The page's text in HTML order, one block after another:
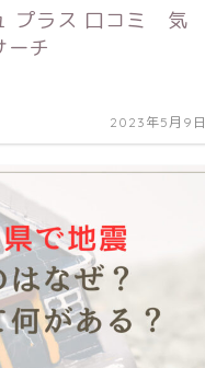
プラス 口コミ 気
ーチ
2023年5月9日